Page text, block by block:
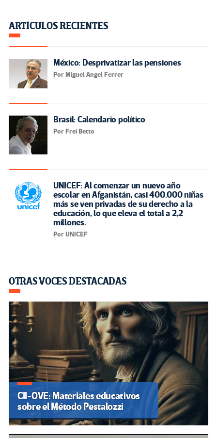
ARTÍCULOS RECIENTES
México: Desprivatizar las pensiones
Por Miguel Angel Ferrer
Brasil: Calendario político
Por Frei Betto
UNICEF: Al comenzar un nuevo año
escolar en Afganistán, casi 400.000 niñas
más se ven privadas de su derecho a la
educación, lo que eleva el total a 2,2
millones.
Por UNICEF
OTRAS VOCES DESTACADAS
CII-OVE: Materiales educativos
sobre el Método Pestalozzi